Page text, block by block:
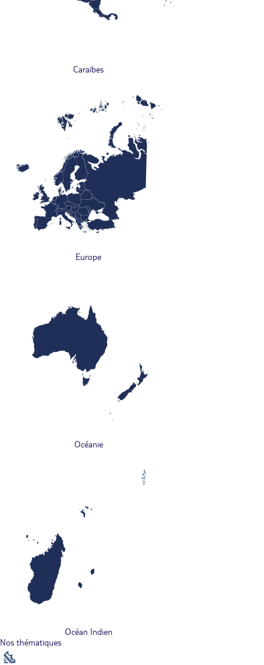
Caraïbes
Europe
Océanie
Océan Indien
Nos thématiques